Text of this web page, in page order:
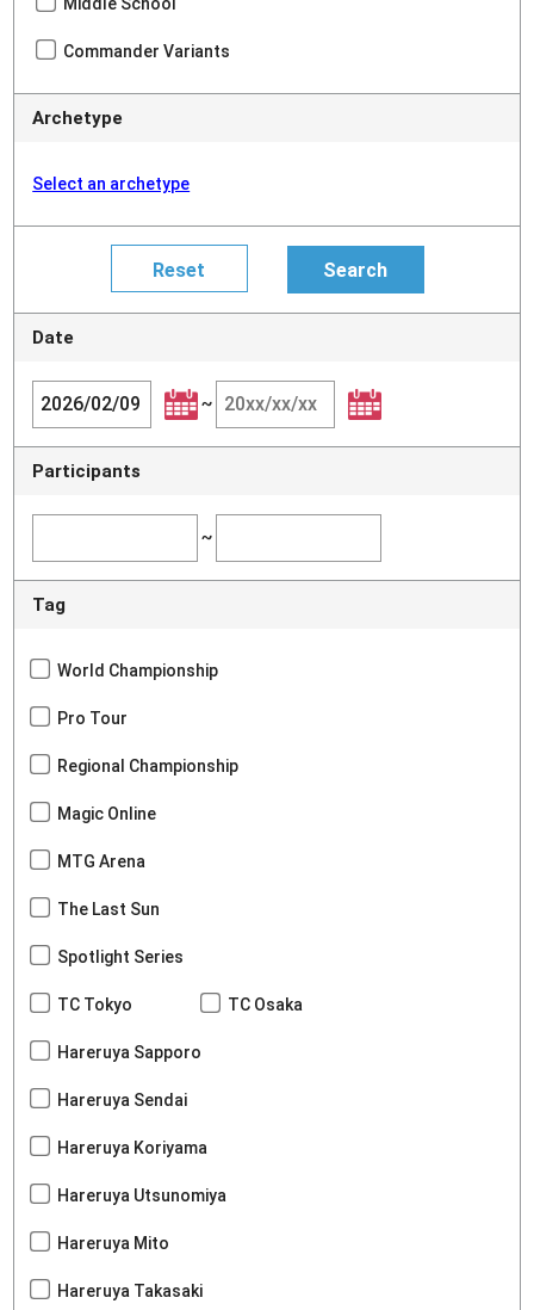
Commander Variants
Archetype
Select an archetype
Date
~
Participants
~
Tag
World Championship
Pro Tour
Regional Championship
Magic Online
MTG Arena
The Last Sun
Spotlight Series
TC Tokyo TC Osaka
Hareruya Sapporo
Hareruya Sendai
Hareruya Koriyama
Hareruya Utsunomiya
Hareruya Mito
Hareruya Takasaki